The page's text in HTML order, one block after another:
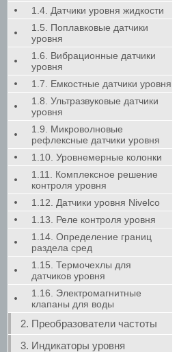
1.4. Датчики уровня жидкости
1.5. Поплавковые датчики
уровня
1.6. Вибрационные датчики
уровня
1.7. Емкостные датчики уровня
1.8. Ультразвуковые датчики
уровня
1.9. Микроволновые
рефлексные датчики уровня
1.10. Уровнемерные колонки
1.11. Комплексное решение
контроля уровня
1.12. Датчики уровня Nivelco
1.13. Реле контроля уровня
1.14. Определение границ
раздела сред
1.15. Термочехлы для
датчиков уровня
1.16. Электромагнитные
клапаны для воды
2. Преобразователи частоты
3. Индикаторы уровня